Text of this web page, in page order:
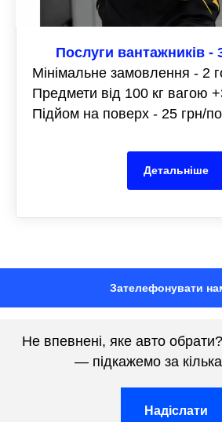
Послуги вантажників -
Мінімальне замовлення - 2
Предмети від 100 кг вагою
Підйом на поверх - 25 грн/
Детальніше
Зателефонувати
Не впевнені, яке авто
— підкажемо за
Надіслати